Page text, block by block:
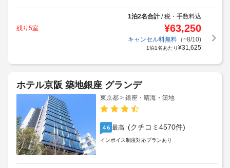
1泊2名合計/税・手数料込
残り5室
¥63,250
キャンセル料無料（~8/10)
1泊1名あたり¥31,625
ホテル京阪 築地銀座 グランデ
東京都 > 銀座・晴海・築地
4.6 最高 (クチコミ4570件)
インボイス制度対応プランあり